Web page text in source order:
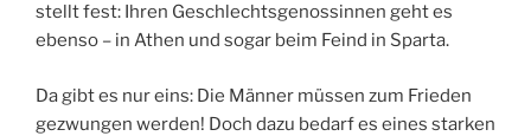
stellt fest: Ihren Geschlechtsgenossinnen geht es
ebenso – in Athen und sogar beim Feind in Sparta.
Da gibt es nur eins: Die Männer müssen zum Frieden
gezwungen werden! Doch dazu bedarf es eines starken